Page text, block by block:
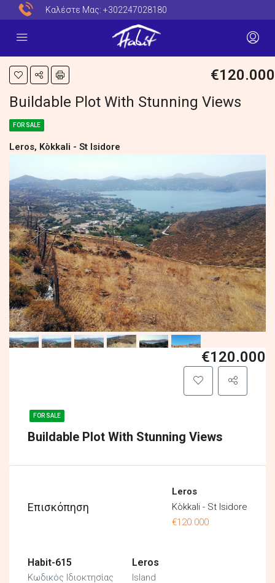
Καλέστε Μας: +302247028180
€120.000
Buildable Plot With Stunning Views
FOR SALE
Leros, Kòkkali - St Isidore
FOR SALE
Buildable Plot With Stunning Views
€120.000
Επισκόπηση
Leros
Kòkkali - St Isidore
€120.000
Habit-615
Κωδικός Ιδιοκτησίας
Leros
Island